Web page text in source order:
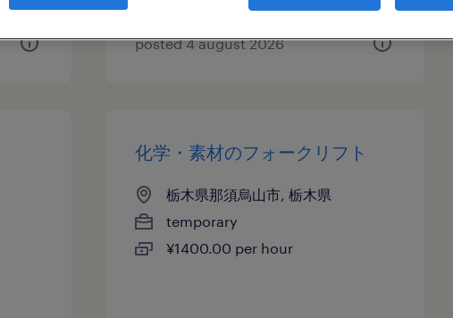
posted 4 august 2026
化学・素材のフォークリフト
栃木県那須烏山市, 栃木県
temporary
¥1400.00 per hour